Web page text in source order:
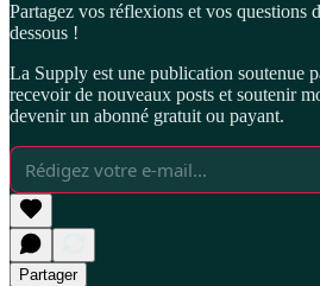
Partagez vos réflexions et vos questions
dessous !
La Supply est une publication soutenue
recevoir de nouveaux posts et soutenir
devenir un abonné gratuit ou payant.
Partager